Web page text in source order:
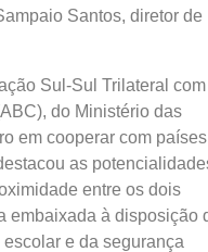
Santos, diretor de
Sul-Sul Trilateral com
do Ministério das
em cooperar com países
as
entre os dois
embaixada à disposição
e da segurança